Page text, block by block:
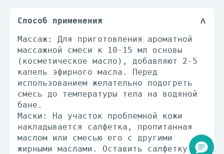
Способ применения
Массаж: Для приготовления ароматной
массажной смеси к 10-15 мл основы
(косметическое масло), добавляют 2-5
капель эфирного масла. Перед
использованием желательно подогреть
смесь до температуры тела на водяной
бане.
Маски: На участок проблемной кожи
накладывается салфетка, пропитанная
маслом или смесью его с другими
жирными маслами. Оставить салфетку на